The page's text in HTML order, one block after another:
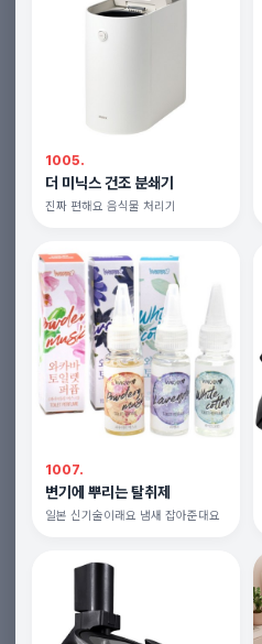
1005.
더 미닉스 건조 분쇄기
진짜 편해요 음식물 처리기
1007.
변기에 뿌리는 탈취제
일본 신기술이래요 냄새 잡아준대요